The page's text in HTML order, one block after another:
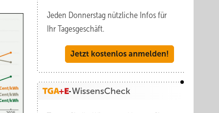
Jeden Donnerstag nützliche Infos für
Ihr Tagesgeschäft.
Jetzt kostenlos anmelden!
WissensCheck